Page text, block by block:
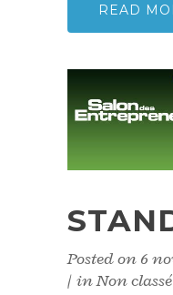
READ
Posted on 6
inNon classé